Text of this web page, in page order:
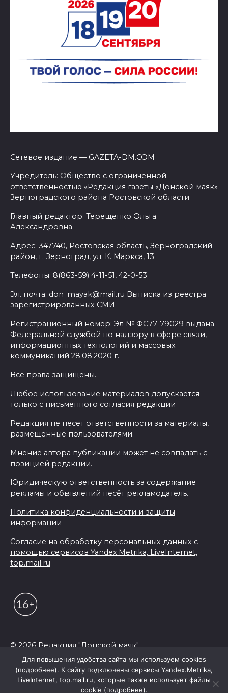
Сетевое издание — GAZETA-DM.COM
Учредитель: Общество с ограниченной
ответственностью «Редакция газеты «Донской маяк»
Зерноградского района Ростовской области
Главный редактор: Терещенко Ольга
Александровна
Адрес: 347740, Ростовская область, Зерноградский
район, г. Зерноград, ул. К. Маркса, 13
Телефоны: 8(863-59) 4-11-51, 42-0-53
Эл. почта: don_mayak@mail.ru Выписка из реестра
зарегистрированных СМИ
Регистрационный номер: Эл № ФС77-79029 выдана
Федеральной службой по надзору в сфере связи,
информационных технологий и массовых
коммуникаций 28.08.2020 г.
Все права защищены.
Любое использование материалов допускается
только с письменного согласия редакции
Редакция не несет ответственности за материалы,
размещенные пользователями.
Мнение автора публикации может не совпадать с
позицией редакции.
Юридическую ответственность за содержание
рекламы и объявлений несёт рекламодатель.
Политика конфиденциальности и защиты
информации
Согласие на обработку персональных данных с
помощью сервисов Yandex.Metrika, LiveInternet,
top.mail.ru
© 2026 Редакция "Донской маяк"
Для повышения удобства сайта мы используем cookies
(подробнее). К сайту подключены сервисы Yandex.Metrika,
LiveInternet, top.mail.ru, которые также использует файлы
cookie (подробнее).